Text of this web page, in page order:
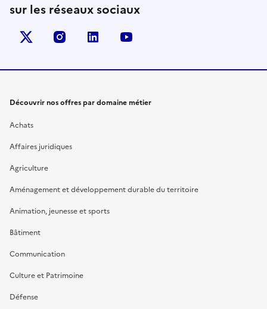
sur les réseaux sociaux
X (anciennement Twitter)
instagramlinkedin
Découvrir nos offres par domaine métier
Achats
Affaires juridiques
Agriculture
Aménagement et développement durable du territoire
Animation, jeunesse et sports
Bâtiment
Communication
Culture et Patrimoine
Défense